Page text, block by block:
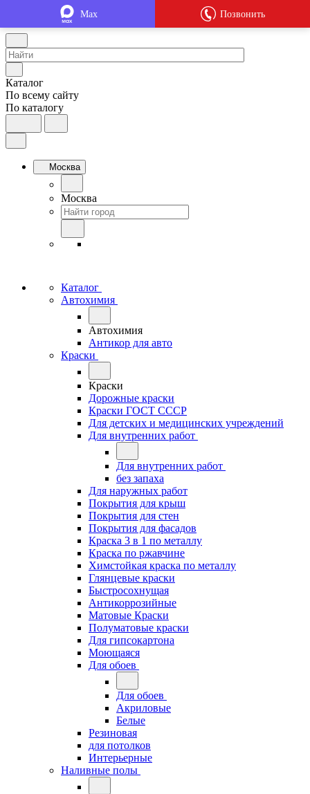
Каталог
По всему сайту
По каталогу
Москва
Москва
Каталог
Автохимия
Автохимия
Антикор для авто
Краски
Краски
Дорожные краски
Краски ГОСТ СССР
Для детских и медицинских учреждений
Для внутренних работ
Для внутренних работ
без запаха
Для наружных работ
Покрытия для крыш
Покрытия для стен
Покрытия для фасадов
Краска 3 в 1 по металлу
Краска по ржавчине
Химстойкая краска по металлу
Глянцевые краски
Быстросохнущая
Антикоррозийные
Матовые Краски
Полуматовые краски
Для гипсокартона
Моющаяся
Для обоев
Для обоев
Акриловые
Белые
Резиновая
для потолков
Интерьерные
Наливные полы
Max Позвонить